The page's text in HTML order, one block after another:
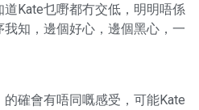
Kate乜嘢都冇交低，明明唔係
知，邊個好心，邊個黑心，一
確會有唔同嘅感受，可能Kate